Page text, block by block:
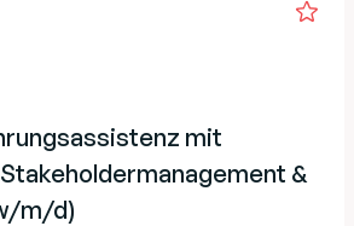
mit
&
m/d)